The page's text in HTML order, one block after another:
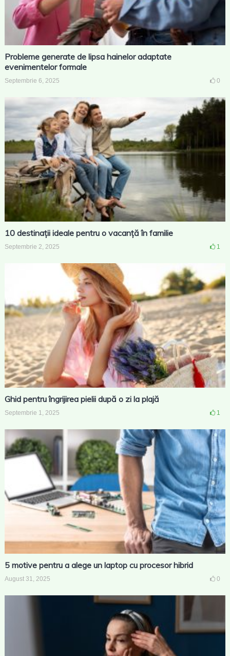
Probleme generate de lipsa hainelor adaptate
evenimentelor formale
Septembrie 6, 2025 0
10 destinații ideale pentru o vacanță în familie
Septembrie 2, 2025 1
Ghid pentru îngrijirea pielii după o zi la plajă
Septembrie 1, 2025 1
5 motive pentru a alege un laptop cu procesor hibrid
August 31, 2025 0